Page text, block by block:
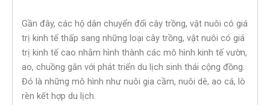
Gần đây, các hộ dân chuyển đổi cây trồng, vật nuôi có giá
trị kinh tế thấp sang những loại cây trồng, vật nuôi có giá
trị kinh tế cao nhằm hình thành các mô hình kinh tế vườn,
ao, chuồng gắn với phát triển du lịch sinh thái cộng đồng.
Đó là những mô hình như nuôi gia cầm, nuôi dê, ao cá, lò
rèn kết hợp du lịch.